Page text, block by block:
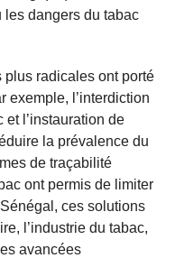
les dangers du tabac
plus radicales ont porté
exemple, l’interdiction
l’instauration de
la prévalence du
de traçabilité
ont permis de limiter
ces solutions
l’industrie du tabac,
avancées